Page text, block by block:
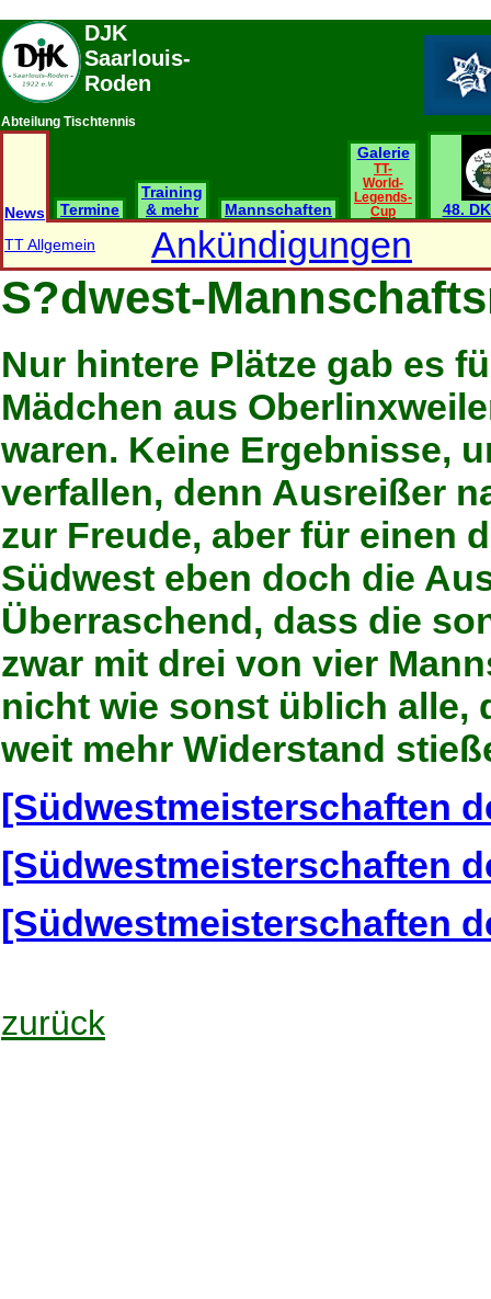
DJK
Saarlouis-
Roden
Abteilung Tischtennis
News Termine
Training
& mehr
Mannschaften
Galerie
TT-
World-
Legends-
Cup
48.
TT Allgemein
Ankündigungen
S?dwest-
Nur hintere Plätze gab es
Mädchen aus
waren. Keine Ergebnisse,
verfallen, denn Ausreißer
zur Freude, aber für einen
Südwest eben doch die
Überraschend, dass die
zwar mit drei von vier
nicht wie sonst üblich alle,
weit mehr Widerstand
[Südwestmeisterschaften
[Südwestmeisterschaften
[Südwestmeisterschaften
zurück